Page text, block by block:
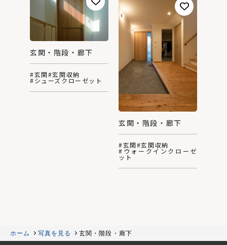
玄関・階段・廊下
#玄関#玄関収納
#シューズクローゼット
玄関・階段・廊下
#玄関#玄関収納
#ウォークインクローゼ
ット
ホーム 写真を見る 玄関・階段・廊下